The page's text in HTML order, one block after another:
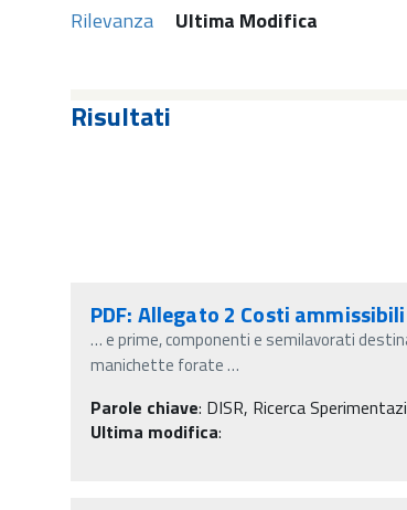
Rilevanza Ultima Modifica
Risultati
PDF: Allegato 2 Costi ammissibili
… e prime, componenti e semilavorati
manichette forate…
Parole chiave: DISR, Ricerca
Ultima modifica: